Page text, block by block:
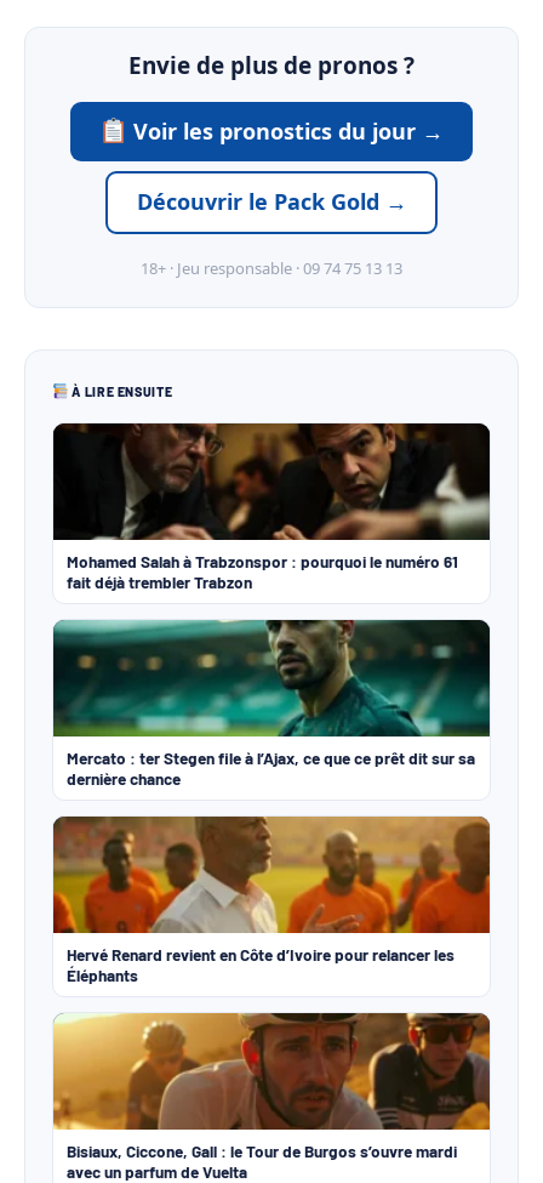
Envie de plus de pronos ?
Voir les pronostics du jour →
Découvrir le Pack Gold →
18+ · Jeu responsable · 09 74 75 13 13
À LIRE ENSUITE
Mohamed Salah à Trabzonspor : pourquoi le numéro 61
fait déjà trembler Trabzon
Mercato : ter Stegen file à l’Ajax, ce que ce prêt dit sur sa
dernière chance
Hervé Renard revient en Côte d’Ivoire pour relancer les
Éléphants
Bisiaux, Ciccone, Gall : le Tour de Burgos s’ouvre mardi
avec un parfum de Vuelta